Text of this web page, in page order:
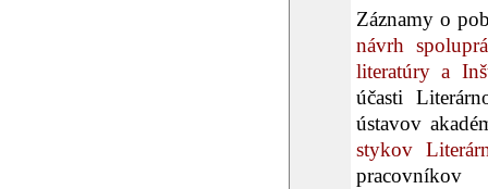
Záznamy o
návrh
literatúry a
účasti
ústavov
stykov
pracovníkov